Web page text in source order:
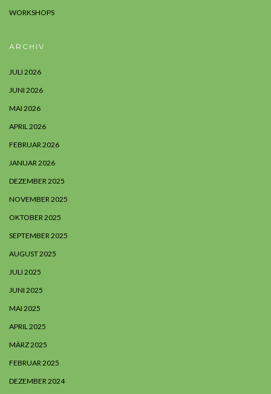
WORKSHOPS
ARCHIV
JULI 2026
JUNI 2026
MAI 2026
APRIL 2026
FEBRUAR 2026
JANUAR 2026
DEZEMBER 2025
NOVEMBER 2025
OKTOBER 2025
SEPTEMBER 2025
AUGUST 2025
JULI 2025
JUNI 2025
MAI 2025
APRIL 2025
MÄRZ 2025
FEBRUAR 2025
DEZEMBER 2024